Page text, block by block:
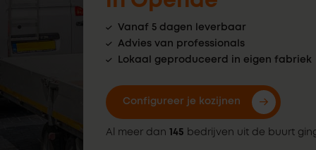
Vanaf 5 dagen leverbaar
Advies van professionals
Lokaal geproduceerd in eigen fabriek
Configureer je kozijnen
Al meer dan 145 bedrijven uit de buurt